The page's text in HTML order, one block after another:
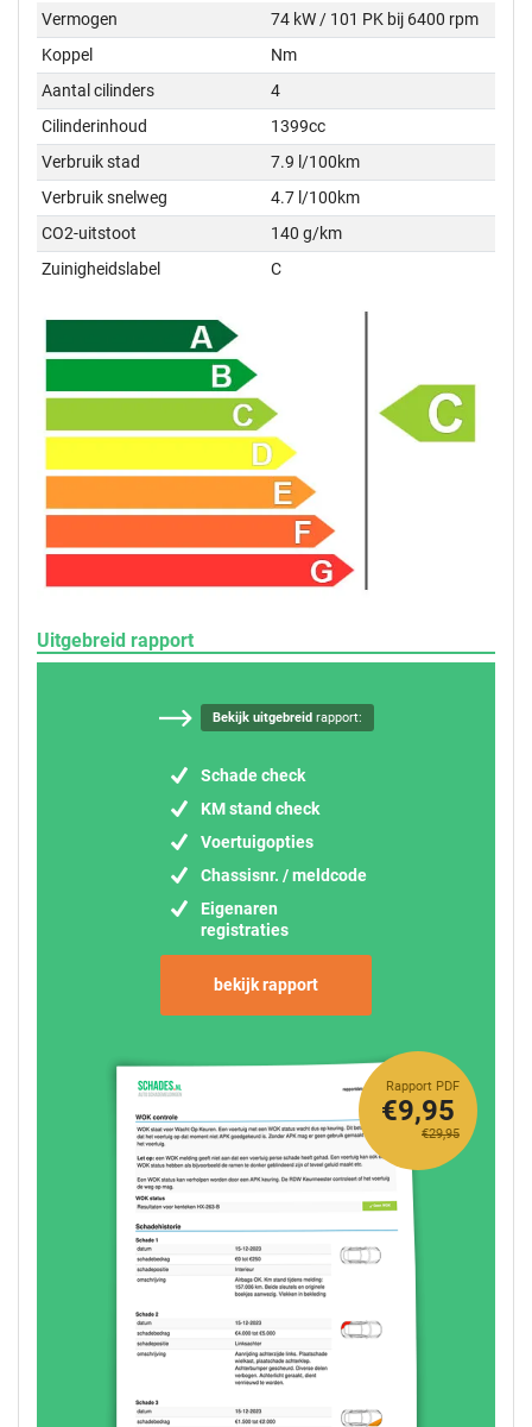
Vermogen
74 kW / 101 PK bij 6400 rpm
Koppel
Nm
Aantal cilinders
4
Cilinderinhoud
1399cc
Verbruik stad
7.9 l/100km
Verbruik snelweg
4.7 l/100km
CO2-uitstoot
140 g/km
Zuinigheidslabel
C
Uitgebreid rapport
Bekijk uitgebreidrapport:
Schade check
KM stand check
Voertuigopties
Chassisnr. / meldcode
Eigenaren
registraties
bekijk rapport
Rapport PDF
€29,95
€9,95